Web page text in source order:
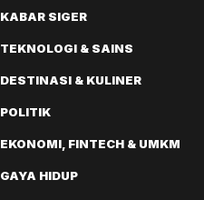
KABAR SIGER
TEKNOLOGI & SAINS
DESTINASI & KULINER
POLITIK
EKONOMI, FINTECH & UMKM
GAYA HIDUP